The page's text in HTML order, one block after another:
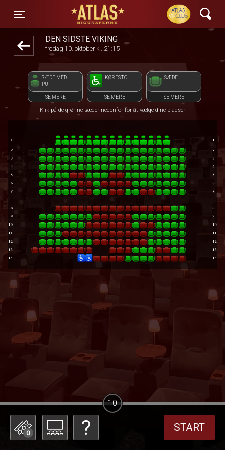
Toggle navigation
ATLAS Biograferne
DEN SIDSTE VIKING
fredag 10. oktober kl. 21:15
SÆDE MED
PUF
SE MERE
KØRESTOL
SE MERE
SÆDE
SE MERE
Klik på de grønne sæder nedenfor for at vælge dine pladser
0 START
10
1step-front02 042211